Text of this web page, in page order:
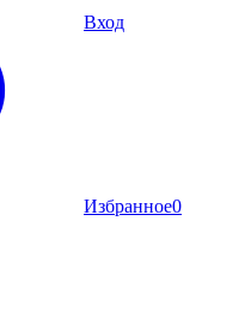
Вход
Избранное0